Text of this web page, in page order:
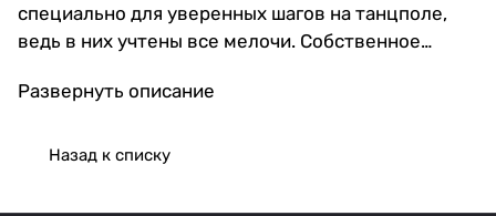
специально для уверенных шагов на танцполе,
ведь в них учтены все мелочи. Собственное
каждом этапе. Стелька пришита к подошве, что
долговечность. Мягкая стелька уменьшает
Развернуть описание
Назад к списку